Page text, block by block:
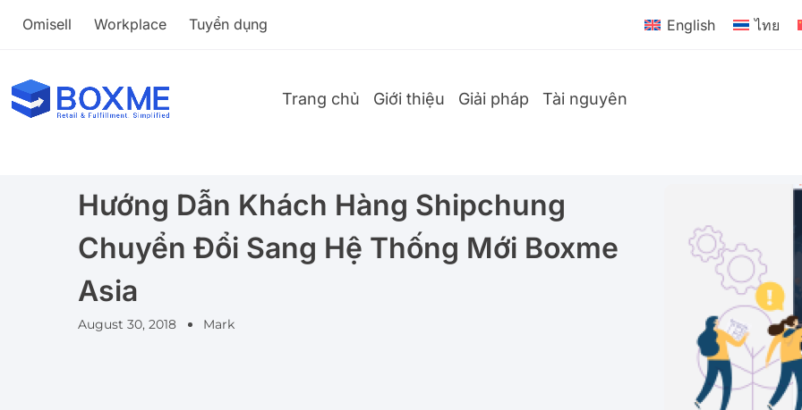
Omisell Workplace Tuyển dụng English ไทย
Trang chủ Giới thiệu Giải pháp Tài nguyên
Hướng Dẫn Khách Hàng Shipchung
Chuyển Đổi Sang Hệ Thống Mới Boxme
Asia
August 30, 2018 Mark